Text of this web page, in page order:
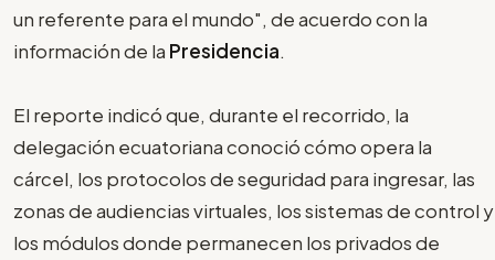
un referente para el mundo", de acuerdo con la
información de la Presidencia.
El reporte indicó que, durante el recorrido, la
delegación ecuatoriana conoció cómo opera la
cárcel, los protocolos de seguridad para ingresar, las
zonas de audiencias virtuales, los sistemas de control y
los módulos donde permanecen los privados de